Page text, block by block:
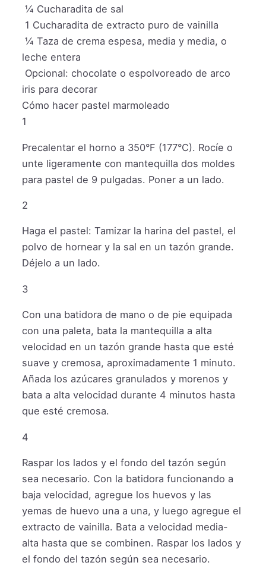
¼ Cucharadita de sal
1 Cucharadita de extracto puro de vainilla
¼ Taza de crema espesa, media y media, o
leche entera
Opcional: chocolate o espolvoreado de arco
iris para decorar
Cómo hacer pastel marmoleado
1
Precalentar el horno a 350°F (177°C). Rocíe o
unte ligeramente con mantequilla dos moldes
para pastel de 9 pulgadas. Poner a un lado.
2
Haga el pastel: Tamizar la harina del pastel, el
polvo de hornear y la sal en un tazón grande.
Déjelo a un lado.
3
Con una batidora de mano o de pie equipada
con una paleta, bata la mantequilla a alta
velocidad en un tazón grande hasta que esté
suave y cremosa, aproximadamente 1 minuto.
Añada los azúcares granulados y morenos y
bata a alta velocidad durante 4 minutos hasta
que esté cremosa.
4
Raspar los lados y el fondo del tazón según
sea necesario. Con la batidora funcionando a
baja velocidad, agregue los huevos y las
yemas de huevo una a una, y luego agregue el
extracto de vainilla. Bata a velocidad media-
alta hasta que se combinen. Raspar los lados y
el fondo del tazón según sea necesario.